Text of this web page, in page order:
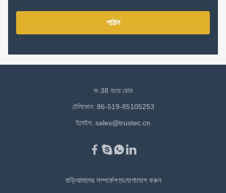
পাঠান
নং 38 হংয়ে রোড
টেলিফোন: 86-519-85105253
ইমেইল: sales@trustec.cn
বাড়িআমাদের সম্পর্কেপণ্যযোগাযোগ করুন